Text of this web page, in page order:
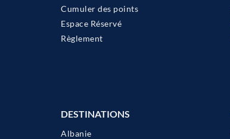
Cumuler des points
Espace Réservé
Règlement
DESTINATIONS
Albanie